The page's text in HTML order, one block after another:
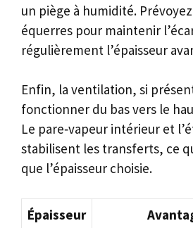
un piège à humidité.
équerres pour maintenir
régulièrement l’épaisseur
Enfin, la ventilation, si
fonctionner du bas vers le
Le pare‑vapeur intérieur et
stabilisent les transferts, ce
que l’épaisseur choisie.
Épaisseur